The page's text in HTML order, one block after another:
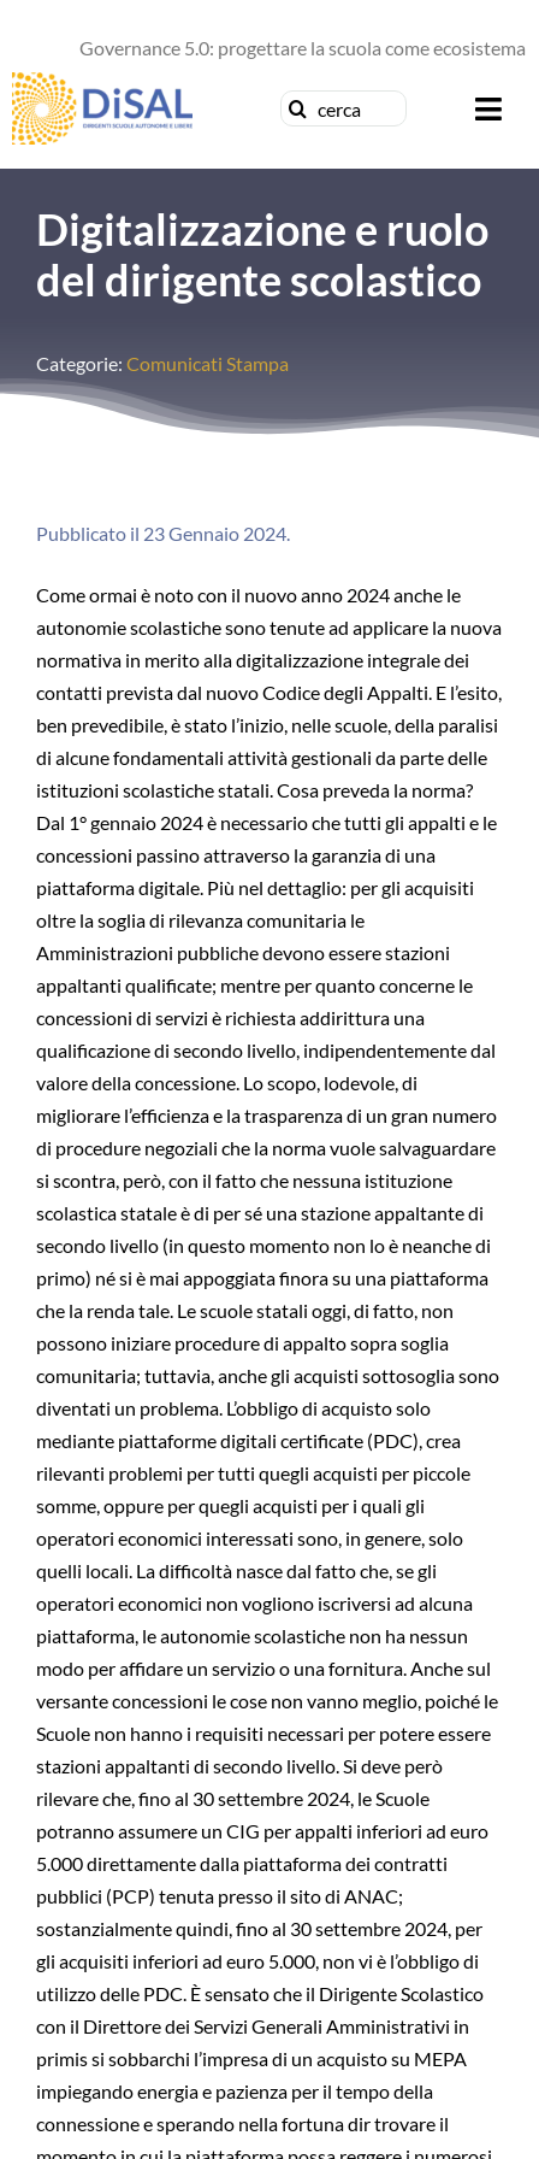
contenuto
Governance 5.0: progettare la scuola come ecosistema di
Cerca
News
Concorsi
Contattaci
Digitalizzazione e ruolo
del dirigente scolastico
Categorie: Comunicati Stampa
Pubblicato il 23 Gennaio 2024.
Come ormai è noto con il nuovo anno 2024 anche le
autonomie scolastiche sono tenute ad applicare la nuova
normativa in merito alla digitalizzazione integrale dei
contatti prevista dal nuovo Codice degli Appalti. E l’esito,
ben prevedibile, è stato l’inizio, nelle scuole, della paralisi
di alcune fondamentali attività gestionali da parte delle
istituzioni scolastiche statali. Cosa preveda la norma?
Dal 1° gennaio 2024 è necessario che tutti gli appalti e le
concessioni passino attraverso la garanzia di una
piattaforma digitale. Più nel dettaglio: per gli acquisiti
oltre la soglia di rilevanza comunitaria le
Amministrazioni pubbliche devono essere stazioni
appaltanti qualificate; mentre per quanto concerne le
concessioni di servizi è richiesta addirittura una
qualificazione di secondo livello, indipendentemente dal
valore della concessione. Lo scopo, lodevole, di
migliorare l’efficienza e la trasparenza di un gran numero
di procedure negoziali che la norma vuole salvaguardare
si scontra, però, con il fatto che nessuna istituzione
scolastica statale è di per sé una stazione appaltante di
secondo livello (in questo momento non lo è neanche di
primo) né si è mai appoggiata finora su una piattaforma
che la renda tale. Le scuole statali oggi, di fatto, non
possono iniziare procedure di appalto sopra soglia
comunitaria; tuttavia, anche gli acquisti sottosoglia sono
diventati un problema. L’obbligo di acquisto solo
mediante piattaforme digitali certificate (PDC), crea
rilevanti problemi per tutti quegli acquisti per piccole
somme, oppure per quegli acquisti per i quali gli
operatori economici interessati sono, in genere, solo
quelli locali. La difficoltà nasce dal fatto che, se gli
operatori economici non vogliono iscriversi ad alcuna
piattaforma, le autonomie scolastiche non ha nessun
modo per affidare un servizio o una fornitura. Anche sul
versante concessioni le cose non vanno meglio, poiché le
Scuole non hanno i requisiti necessari per potere essere
stazioni appaltanti di secondo livello. Si deve però
rilevare che, fino al 30 settembre 2024, le Scuole
potranno assumere un CIG per appalti inferiori ad euro
5.000 direttamente dalla piattaforma dei contratti
pubblici (PCP) tenuta presso il sito di ANAC;
sostanzialmente quindi, fino al 30 settembre 2024, per
gli acquisiti inferiori ad euro 5.000, non vi è l’obbligo di
utilizzo delle PDC. È sensato che il Dirigente Scolastico
con il Direttore dei Servizi Generali Amministrativi in
primis si sobbarchi l’impresa di un acquisto su MEPA
impiegando energia e pazienza per il tempo della
connessione e sperando nella fortuna dir trovare il